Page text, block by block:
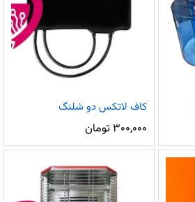
کاف لاتکس دو شلنگ
۳۰۰,۰۰۰ تومان